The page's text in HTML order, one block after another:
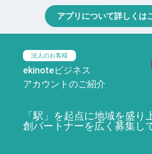
アプリについて詳しくは
法人のお客様
ekinoteビジネス
アカウントのご紹介
「駅」を起点に地域を盛り
創パートナーを広く募集し